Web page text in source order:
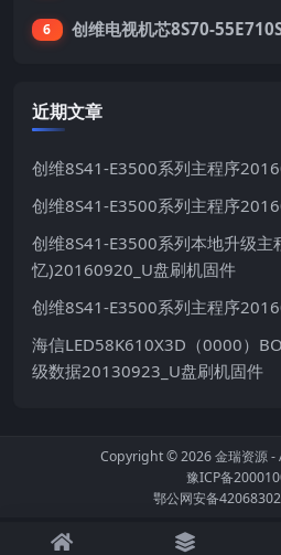
6 创维电视机芯8S70-
近期文章
创维8S41-E3500系列主程序
创维8S41-E3500系列主程序
创维8S41-E3500系列本地升级主
忆)20160920_U盘刷机固件
创维8S41-E3500系列主程序
海信LED58K610X3D（0000）
级数据20130923_U盘刷机固件
Copyright © 2026金瑞资源-
豫ICP备
鄂公网安备